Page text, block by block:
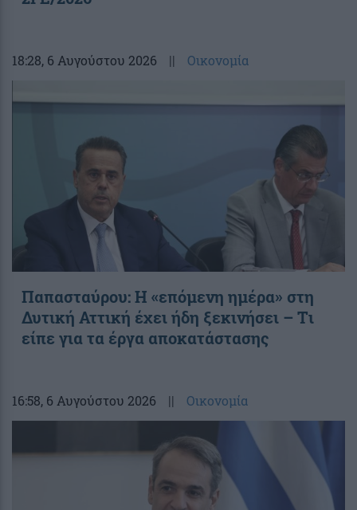
18:28, 6 Αυγούστου 2026 || Οικονομία
Παπασταύρου: Η «επόμενη ημέρα» στη
Δυτική Αττική έχει ήδη ξεκινήσει – Tι
είπε για τα έργα αποκατάστασης
16:58, 6 Αυγούστου 2026 || Οικονομία